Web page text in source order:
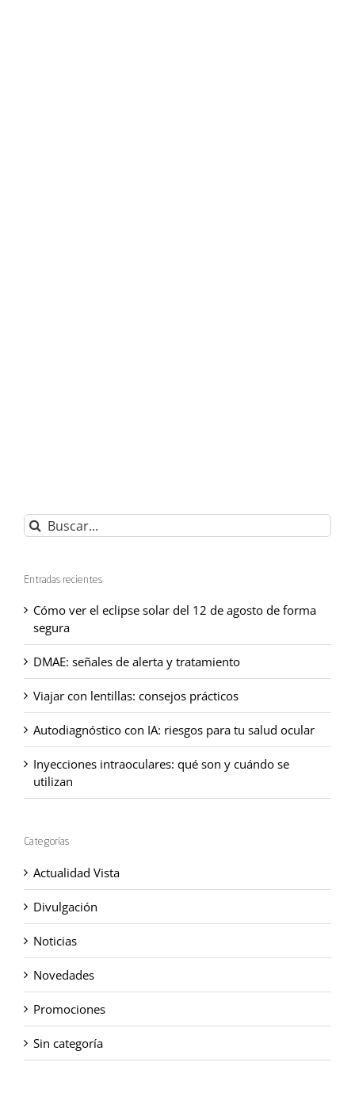
Buscar:
Entradas recientes
Cómo ver el eclipse solar del 12 de agosto de forma
segura
DMAE: señales de alerta y tratamiento
Viajar con lentillas: consejos prácticos
Autodiagnóstico con IA: riesgos para tu salud ocular
Inyecciones intraoculares: qué son y cuándo se
utilizan
Categorías
Actualidad Vista
Divulgación
Noticias
Novedades
Promociones
Sin categoría